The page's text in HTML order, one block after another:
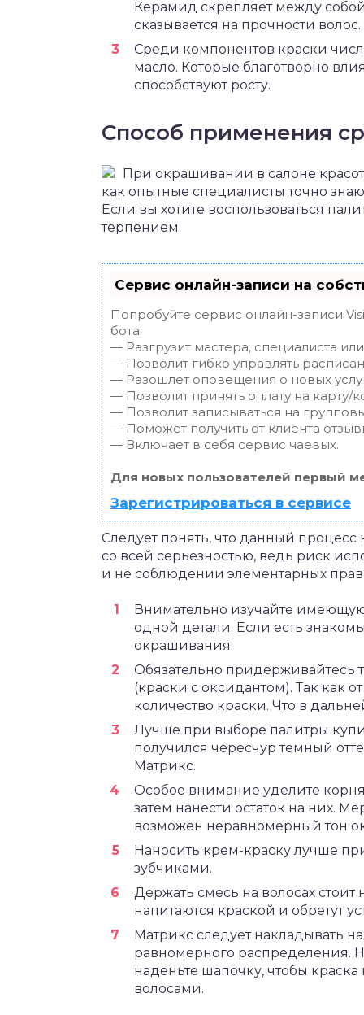
Керамид скрепляет между
сказывается на прочности волос.
Среди компонентов краски
масло. Которые благотворно
способствуют росту.
Способ применения
При окрашивании в салоне
как опытные специалисты точно
Если вы хотите воспользоваться
терпением.
Сервис онлайн-записи на
Попробуйте сервис онлайн-записи
бота:
— Разгрузит мастера, специалиста
— Позволит гибко управлять
— Разошлет оповещения о новых
— Позволит принять оплату на карту/
— Позволит записываться на
— Поможет получить от клиента
— Включает в себя сервис чаевых.
Для новых пользователей первый
Зарегистрироваться в сервисе
Следует понять, что данный процесс
со всей серьезностью, ведь риск
и не соблюдении элементарных
Внимательно изучайте
одной детали. Если есть
окрашивания.
Обязательно
(краски с оксидантом). Так как
количество краски. Что в
Лучше при выборе палитры
получился чересчур темный
Матрикс.
Особое внимание уделите
затем нанести остаток на них.
возможен неравномерный тон
Наносить крем-краску лучше
зубчиками.
Держать смесь на волосах
напитаются краской и обретут
Матрикс следует накладывать
равномерного распределения.
наденьте шапочку, чтобы
волосами.